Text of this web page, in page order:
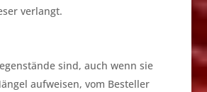
verlangt.
sind, auch wenn sie
aufweisen, vom Besteller